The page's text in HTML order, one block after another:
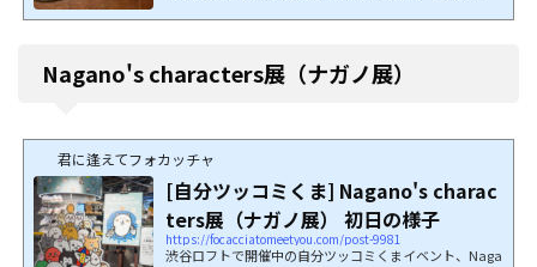
Nagano's characters展（ナガノ展）
君に逢えてフォカッチャ
[自分ツッコミくま] Nagano's charac
ters展（ナガノ展） 初日の様子
https://focacciatomeetyou.com/post-9981
渋谷ロフトで開催中の自分ツッコミくまイベント、Naga